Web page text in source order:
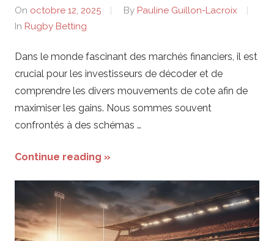
On octobre 12, 2025 By Pauline Guillon-Lacroix
In Rugby Betting
Dans le monde fascinant des marchés financiers, il est
crucial pour les investisseurs de décoder et de
comprendre les divers mouvements de cote afin de
maximiser les gains. Nous sommes souvent
confrontés à des schémas …
Continue reading »